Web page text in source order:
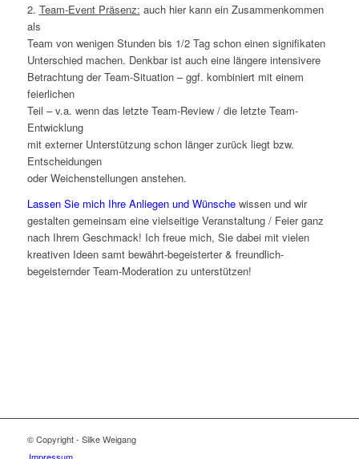
2. Team-Event Präsenz: auch hier kann ein Zusammenkommen
als
Team von wenigen Stunden bis 1/2 Tag schon einen signifikaten
Unterschied machen. Denkbar ist auch eine längere intensivere
Betrachtung der Team-Situation – ggf. kombiniert mit einem
feierlichen
Teil – v.a. wenn das letzte Team-Review / die letzte Team-
Entwicklung
mit externer Unterstützung schon länger zurück liegt bzw.
Entscheidungen
oder Weichenstellungen anstehen.
Lassen Sie mich Ihre Anliegen und Wünschewissen und wir
gestalten gemeinsam eine vielseitige Veranstaltung / Feier ganz
nach Ihrem Geschmack! Ich freue mich, Sie dabei mit vielen
kreativen Ideen samt bewährt-begeisterter & freundlich-
begeisternder Team-Moderation zu unterstützen!
© Copyright - Silke Weigang